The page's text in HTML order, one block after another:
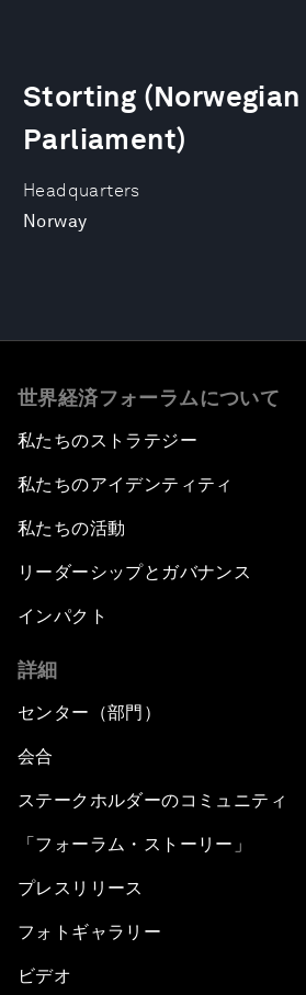
Headquarters
Norway
Storting (Norwegian
Parliament)
世界経済フォーラムについて
私たちのストラテジー
私たちのアイデンティティ
私たちの活動
リーダーシップとガバナンス
インパクト
詳細
センター（部門）
会合
ステークホルダーのコミュニティ
「フォーラム・ストーリー」
プレスリリース
フォトギャラリー
ビデオ